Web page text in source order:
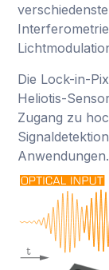
Die Lock-in-
Heliotis-
Zugang zu
Anwendungen.